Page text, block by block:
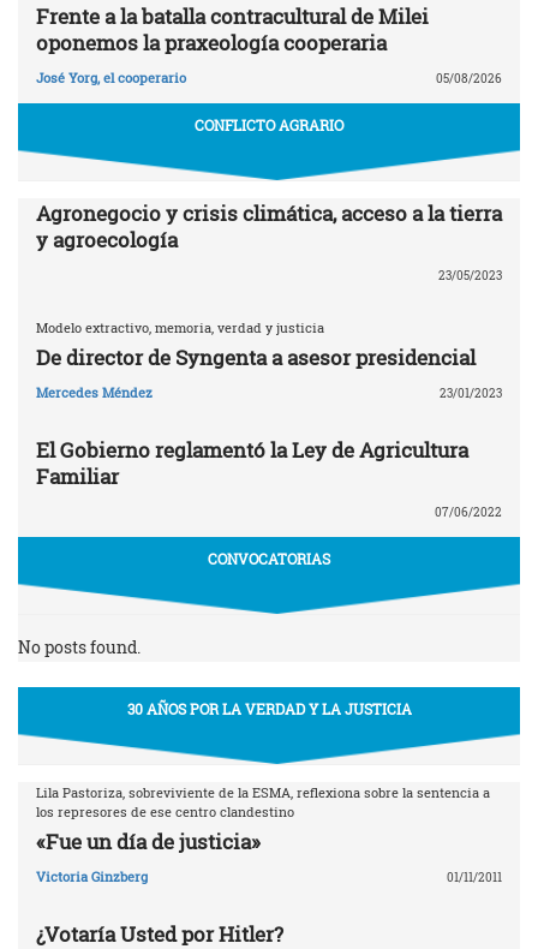
Frente a la batalla contracultural de Milei
oponemos la praxeología cooperaria
José Yorg, el cooperario 05/08/2026
CONFLICTO AGRARIO
Agronegocio y crisis climática, acceso a la tierra
y agroecología
23/05/2023
Modelo extractivo, memoria, verdad y justicia
De director de Syngenta a asesor presidencial
Mercedes Méndez 23/01/2023
El Gobierno reglamentó la Ley de Agricultura
Familiar
07/06/2022
CONVOCATORIAS
No posts found.
30 AÑOS POR LA VERDAD Y LA JUSTICIA
Lila Pastoriza, sobreviviente de la ESMA, reflexiona sobre la sentencia a
los represores de ese centro clandestino
«Fue un día de justicia»
Victoria Ginzberg 01/11/2011
¿Votaría Usted por Hitler?